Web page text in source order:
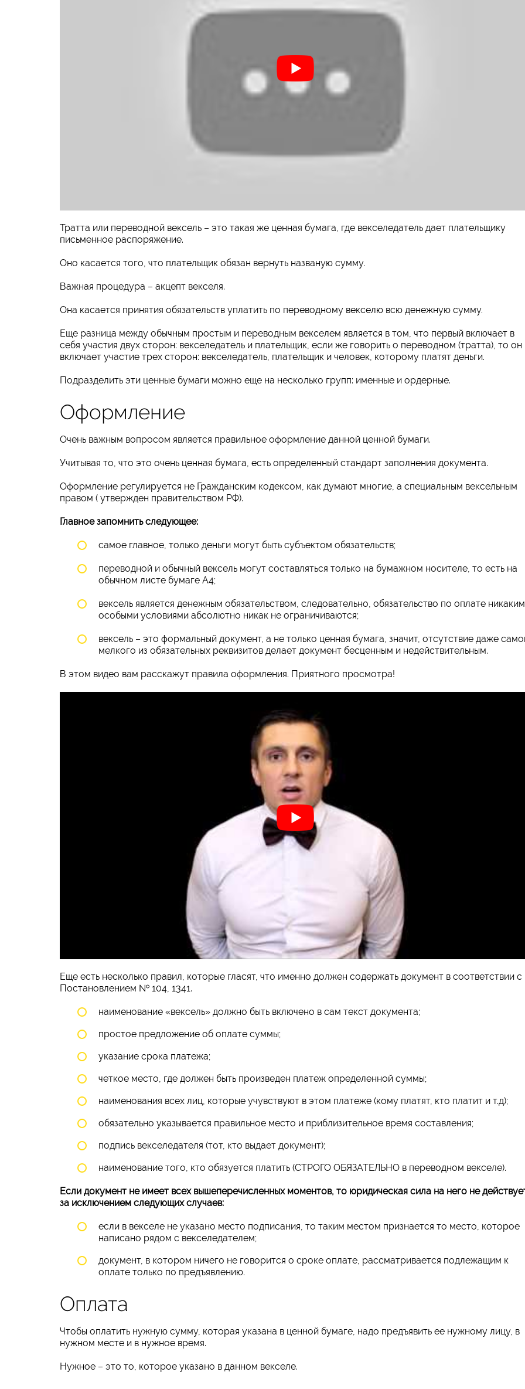
Тратта или переводной вексель – это такая же ценная бумага, где векселедатель дает плательщику
письменное распоряжение.
Оно касается того, что плательщик обязан вернуть названую сумму.
Важная процедура – акцепт векселя.
Она касается принятия обязательств уплатить по переводному векселю всю денежную сумму.
Еще разница между обычным простым и переводным векселем является в том, что первый включает в
себя участия двух сторон: векселедатель и плательщик, если же говорить о переводном (тратта), то он
включает участие трех сторон: векселедатель, плательщик и человек, которому платят деньги.
Подразделить эти ценные бумаги можно еще на несколько групп: именные и ордерные.
Оформление
Очень важным вопросом является правильное оформление данной ценной бумаги.
Учитывая то, что это очень ценная бумага, есть определенный стандарт заполнения документа.
Оформление регулируется не Гражданским кодексом, как думают многие, а специальным вексельным
правом ( утвержден правительством РФ).
Главное запомнить следующее:
самое главное, только деньги могут быть субъектом обязательств;
переводной и обычный вексель могут составляться только на бумажном носителе, то есть на
обычном листе бумаге А4;
вексель является денежным обязательством, следовательно, обязательство по оплате
особыми условиями абсолютно никак не ограничиваются;
вексель – это формальный документ, а не только ценная бумага, значит, отсутствие даже
мелкого из обязательных реквизитов делает документ бесценным и недействительным.
В этом видео вам расскажут правила оформления. Приятного просмотра!
Еще есть несколько правил, которые гласят, что именно должен содержать документ в соответствии с
Постановлением № 104, 1341.
наименование «вексель» должно быть включено в сам текст документа;
простое предложение об оплате суммы;
указание срока платежа;
четкое место, где должен быть произведен платеж определенной суммы;
наименования всех лиц, которые учувствуют в этом платеже (кому платят, кто платит и т.д);
обязательно указывается правильное место и приблизительное время составления;
подпись векселедателя (тот, кто выдает документ);
наименование того, кто обязуется платить (СТРОГО ОБЯЗАТЕЛЬНО в переводном векселе).
Если документ не имеет всех вышеперечисленных моментов, то юридическая сила на него не
за исключением следующих случаев:
если в векселе не указано место подписания, то таким местом признается то место, которое
написано рядом с векселедателем;
документ, в котором ничего не говорится о сроке оплате, рассматривается подлежащим к
оплате только по предъявлению.
Оплата
Чтобы оплатить нужную сумму, которая указана в ценной бумаге, надо предъявить ее нужному лицу, в
нужном месте и в нужное время.
Нужное – это то, которое указано в данном векселе.